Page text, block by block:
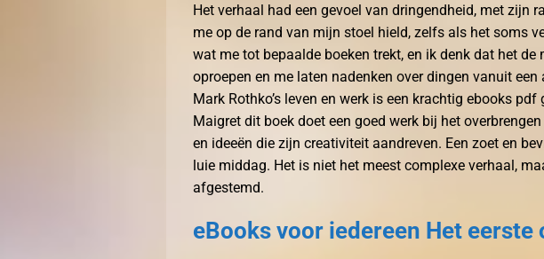
Het verhaal had een gevoel van dringendheid, met zijn
me op de rand van mijn stoel hield, zelfs als het soms
wat me tot bepaalde boeken trekt, en ik denk dat het
oproepen en me laten nadenken over dingen vanuit
Mark Rothko’s leven en werk is een krachtig ebooks
Maigret dit boek doet een goed werk bij het
en ideeën die zijn creativiteit aandreven. Een zoet en
luie middag. Het is niet het meest complexe verhaal,
afgestemd.
eBooks voor iedereen Het